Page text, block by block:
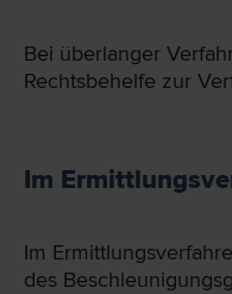
Bei überlanger
Rechtsbehelfe zur
Im
Im
des